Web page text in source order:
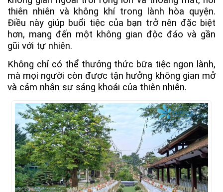
thiên nhiên và không khí trong lành hòa quyện.
Điều này giúp buổi tiệc của bạn trở nên đặc biệt
hơn, mang đến một không gian độc đáo và gần
gũi với tự nhiên.
Không chỉ có thể thưởng thức bữa tiệc ngon lành,
mà mọi người còn được tận hưởng không gian mở
và cảm nhận sự sảng khoái của thiên nhiên.